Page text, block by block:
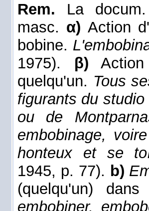
Rem. La
masc. α) Action
bobine.
1975). β)
quelqu'un. Tous
figurants du
ou de
embobinage,
honteux et se
1945, p. 77). b)
(quelqu'un)
embobiner,